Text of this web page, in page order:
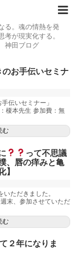
る。魂の情熱を発
が現実化する。
神田ブログ
お手伝いセミナ
伝いセミナー」
榎本先生 参加費：無
む
って不思議
、唇の痒みと亀
】
ただきました。
末、参加させていただ
む
２年になりま